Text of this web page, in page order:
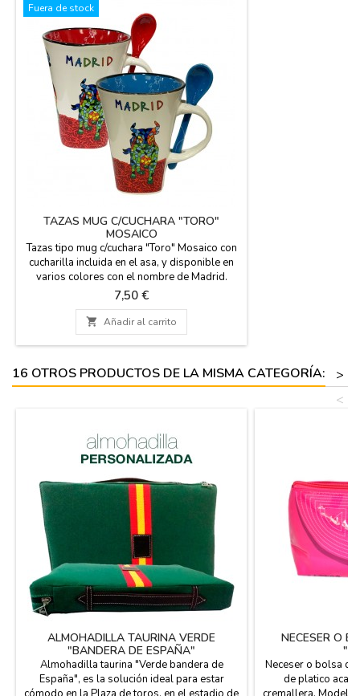
Fuera de stock
TAZAS MUG C/CUCHARA "TORO"
MOSAICO
Tazas tipo mug c/cuchara "Toro" Mosaico con
cucharilla incluida en el asa, y disponible en
varios colores con el nombre de Madrid.
Puedes combinarla con el apoya cucharas de
la misma colección. Apta para microondas y
lavavajillas. 300 ml. Medida: 12 cm de alto y
12 cm con asa
Precio
7,50 €
 Añadir al carrito
16 OTROS PRODUCTOS DE LA MISMA CATEGORÍA:
>
<
ALMOHADILLA TAURINA VERDE
"BANDERA DE ESPAÑA"
PERSONALIZADA
Almohadilla taurina "Verde bandera de
España", es la solución ideal para estar
NECESER O
Neceser o bolsa
de platico